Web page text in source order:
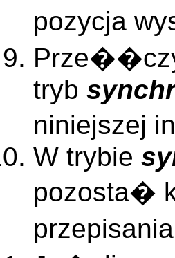
pozycja
tryb
niniejszej
W trybie
pozosta�